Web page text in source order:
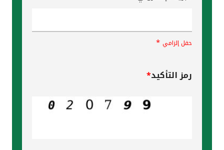
حقل إلزامي *
رمز التأكيد*